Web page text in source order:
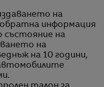
на
обратна информация
състояние на
на
на 10 години,